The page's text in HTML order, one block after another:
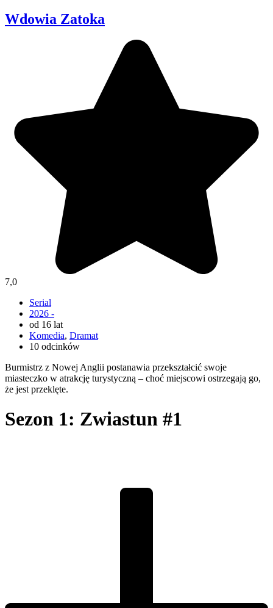
Wdowia Zatoka
7,0
Serial
2026 -
od 16 lat
Komedia, Dramat
10 odcinków
Burmistrz z Nowej Anglii postanawia przekształcić swoje
miasteczko w atrakcję turystyczną – choć miejscowi ostrzegają go,
że jest przeklęte.
Sezon 1: Zwiastun #1